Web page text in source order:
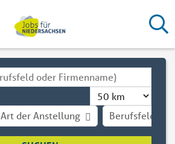
Art der Anstellung Berufsfeld